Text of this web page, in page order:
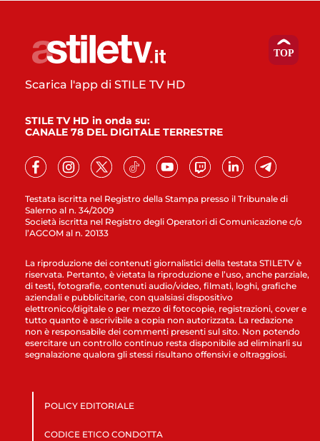
Testata iscritta nel Registro della Stampa presso il Tribunale di
Salerno al n. 34/2009
Società iscritta nel Registro degli Operatori di Comunicazione c/o
l’AGCOM al n. 20133
Scarica l'app di STILE TV HD
STILE TV HD in onda su:
CANALE 78 DEL DIGITALE TERRESTRE
La riproduzione dei contenuti giornalistici della testata STILETV è
riservata. Pertanto, è vietata la riproduzione e l’uso, anche parziale,
di testi, fotografie, contenuti audio/video, filmati, loghi, grafiche
aziendali e pubblicitarie, con qualsiasi dispositivo
elettronico/digitale o per mezzo di fotocopie, registrazioni, cover e
tutto quanto è ascrivibile a copia non autorizzata. La redazione
non è responsabile dei commenti presenti sul sito. Non potendo
esercitare un controllo continuo resta disponibile ad eliminarli su
segnalazione qualora gli stessi risultano offensivi e oltraggiosi.
POLICY EDITORIALE
CODICE ETICO CONDOTTA